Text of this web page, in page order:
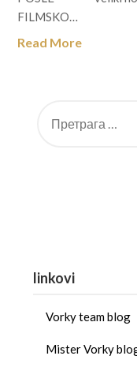
FILMSKO…
Read More
linkovi
Vorky team blog
Mister Vorky